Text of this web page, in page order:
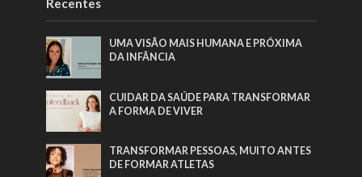
Recentes
UMA VISÃO MAIS HUMANA E PRÓXIMA
DA INFÂNCIA
CUIDAR DA SAÚDE PARA TRANSFORMAR
A FORMA DE VIVER
TRANSFORMAR PESSOAS, MUITO ANTES
DE FORMAR ATLETAS